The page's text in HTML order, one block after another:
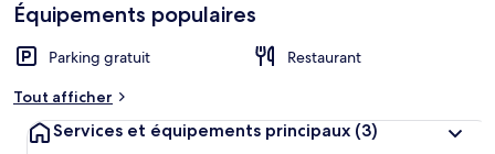
Équipements populaires
Parking gratuit
Restaurant
Tout afficher
Services et équipements principaux (3)